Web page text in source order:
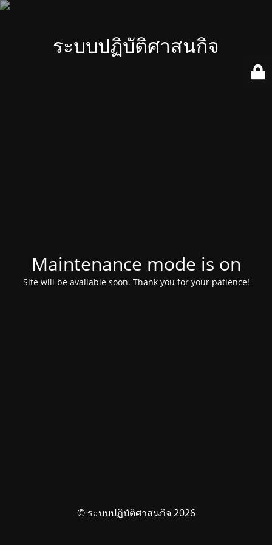
ระบบปฏิบัติศาสนกิจ
Maintenance mode is on
Site will be available soon. Thank you for your patience!
© ระบบปฏิบัติศาสนกิจ 2026